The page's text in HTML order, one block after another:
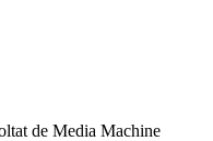
de Media Machine